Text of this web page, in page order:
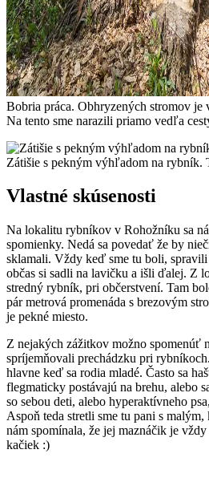
Bobria práca. Obhryzených stromov je
Na tento sme narazili priamo vedľa
Zátišie s pekným výhľadom na rybník.
Vlastné skúsenosti
Na lokalitu rybníkov v Rohožníku sa
spomienky. Nedá sa povedať že by
sklamali. Vždy keď sme tu boli,
občas si sadli na lavičku a išli ďalej. Z
stredný rybník, pri občerstvení. Tam
pár metrová promenáda s brezovým
je pekné miesto.
Z nejakých zážitkov možno spomenúť
spríjemňovali prechádzku pri
hlavne keď sa rodia mladé. Často sa
flegmaticky postávajú na brehu, alebo
so sebou deti, alebo hyperaktívneho
Aspoň teda stretli sme tu pani s
nám spomínala, že jej maznáčik je
kačiek :)